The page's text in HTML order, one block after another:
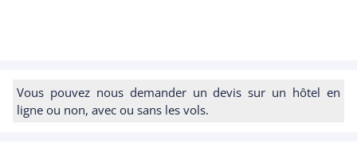
Vous pouvez nous demander un devis sur un hôtel en
ligne ou non, avec ou sans les vols.